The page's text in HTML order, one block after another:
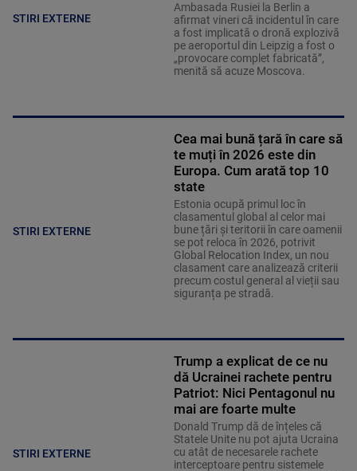
STIRI EXTERNE
Ambasada Rusiei la Berlin a
afirmat vineri că incidentul în care
a fost implicată o dronă explozivă
pe aeroportul din Leipzig a fost o
„provocare complet fabricată”,
menită să acuze Moscova.
STIRI EXTERNE
Cea mai bună țară în care să
te muți în 2026 este din
Europa. Cum arată top 10
state
Estonia ocupă primul loc în
clasamentul global al celor mai
bune țări și teritorii în care oamenii
se pot reloca în 2026, potrivit
Global Relocation Index, un nou
clasament care analizează criterii
precum costul general al vieții sau
siguranța pe stradă.
STIRI EXTERNE
Trump a explicat de ce nu
dă Ucrainei rachete pentru
Patriot: Nici Pentagonul nu
mai are foarte multe
Donald Trump dă de înțeles că
Statele Unite nu pot ajuta Ucraina
cu atât de necesarele rachete
interceptoare pentru sistemele